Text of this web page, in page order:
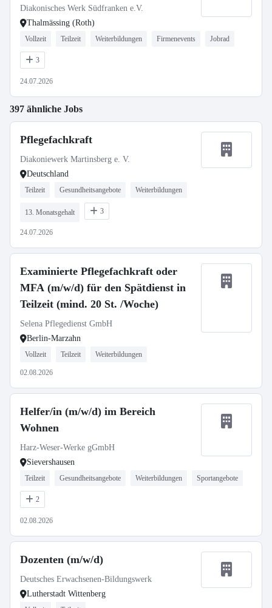
Diakonisches Werk Südfranken e.V.
Thalmässing (Roth)
Vollzeit Teilzeit Weiterbildungen Firmenevents Jobrad
3
24.07.2026
397 ähnliche Jobs
Pflegefachkraft
Diakoniewerk Martinsberg e. V.
Deutschland
Teilzeit Gesundheitsangebote Weiterbildungen
13. Monatsgehalt 3
24.07.2026
Examinierte Pflegefachkraft oder
MFA (m/w/d) für den Spätdienst in
Teilzeit (mind. 20 St. /Woche)
Selena Pflegedienst GmbH
Berlin-Marzahn
Vollzeit Teilzeit Weiterbildungen
02.08.2026
Helfer/in (m/w/d) im Bereich
Wohnen
Harz-Weser-Werke gGmbH
Sievershausen
Teilzeit Gesundheitsangebote Weiterbildungen Sportangebote
2
02.08.2026
Dozenten (m/w/d)
Deutsches Erwachsenen-Bildungswerk
Lutherstadt Wittenberg